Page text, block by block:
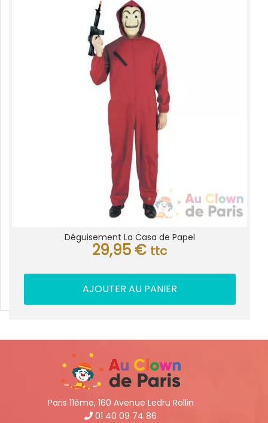
Déguisement La Casa de Papel
29,95 € ttc
AJOUTER AU PANIER
Paris 11ème, 160 Avenue Ledru Rollin
01 40 09 74 86